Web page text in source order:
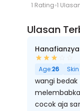
1 Rating 1
Ulasan
Age:26
wangi
cocok aja